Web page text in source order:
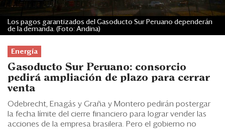
Economía y Finanzas
Legal y Política
Eventos
Blogs
Ranking CEO
Edición Impresa
Energía
Gasoducto Sur Peruano: consorcio
pedirá ampliación de plazo para cerrar
venta
Odebrecht, Enagás y Graña y Montero pedirán postergar
la fecha límite del cierre financiero para lograr vender las
acciones de la empresa brasilera. Pero el gobierno no
Los pagos garantizados del Gasoducto Sur Peruano dependerán
de la demanda. (Foto: Andina)